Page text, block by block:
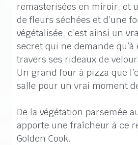
remasterisées en miroir, et
de fleurs séchées et d’une
végétalisée, c’est ainsi un
secret qui ne demande qu’à
travers ses rideaux de
Un grand four à pizza que
salle pour un vrai moment
De la végétation parsemée
apporte une fraîcheur à ce
Golden Cook.